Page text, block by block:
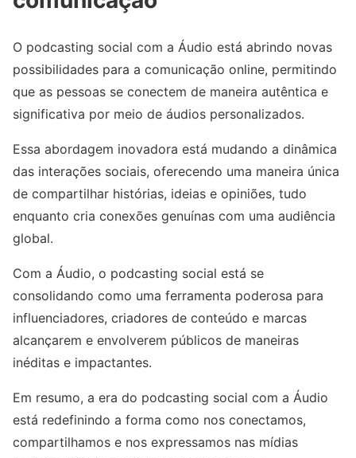
O podcasting social com a Áudio está abrindo novas
possibilidades para a comunicação online, permitindo
que as pessoas se conectem de maneira autêntica e
significativa por meio de áudios personalizados.
Essa abordagem inovadora está mudando a dinâmica
das interações sociais, oferecendo uma maneira única
de compartilhar histórias, ideias e opiniões, tudo
enquanto cria conexões genuínas com uma audiência
global.
Com a Áudio, o podcasting social está se
consolidando como uma ferramenta poderosa para
influenciadores, criadores de conteúdo e marcas
alcançarem e envolverem públicos de maneiras
inéditas e impactantes.
Em resumo, a era do podcasting social com a Áudio
está redefinindo a forma como nos conectamos,
compartilhamos e nos expressamos nas mídias